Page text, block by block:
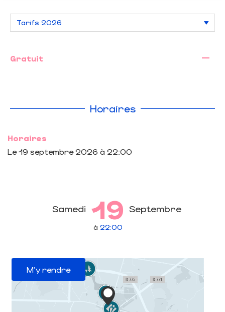
Gratuit —
Horaires
Horaires
Le 19 septembre 2026 à 22:00
Samedi 19 Septembre
à 22:00
M'y rendre